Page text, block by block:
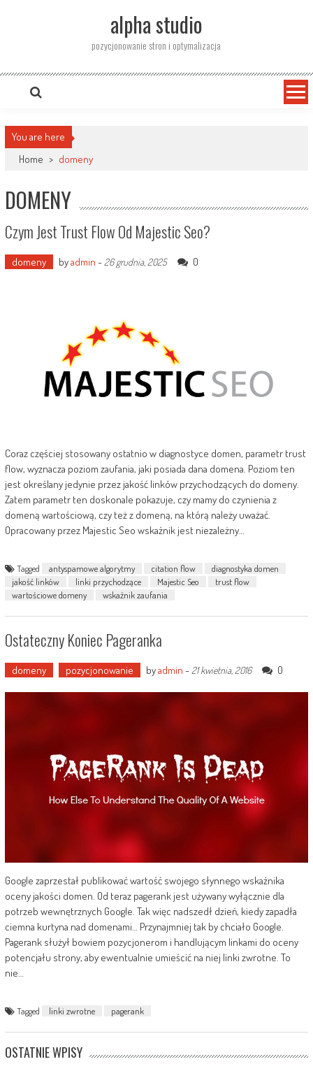
alpha studio
pozycjonowanie stron i optymalizacja
You are here
Home > domeny
DOMENY
Czym Jest Trust Flow Od Majestic Seo?
domeny byadmin - 26 grudnia, 2025 0
Coraz częściej stosowany ostatnio w diagnostyce domen, parametr trust
flow, wyznacza poziom zaufania, jaki posiada dana domena. Poziom ten
jest określany jedynie przez jakość linków przychodzących do domeny.
Zatem parametr ten doskonale pokazuje, czy mamy do czynienia z
domeną wartościową, czy też z domeną, na którą należy uważać.
Opracowany przez Majestic Seo wskaźnik jest niezależny…
Tagged antyspamowe algorytmy citation flow
diagnostyka domen
jakość linków
linki przychodzące Majestic Seo
trust flow
wartościowe domeny
wskaźnik zaufania
Ostateczny Koniec Pageranka
domeny pozycjonowanie byadmin - 21 kwietnia, 2016 0
Google zaprzestał publikować wartość swojego słynnego wskaźnika
oceny jakości domen. Od teraz pagerank jest używany wyłącznie dla
potrzeb wewnętrznych Google. Tak więc nadszedł dzień, kiedy zapadła
ciemna kurtyna nad domenami… Przynajmniej tak by chciało Google.
Pagerank służył bowiem pozycjonerom i handlującym linkami do oceny
potencjału strony, aby ewentualnie umieścić na niej linki zwrotne. To
nie…
Tagged linki zwrotne pagerank
OSTATNIE WPISY